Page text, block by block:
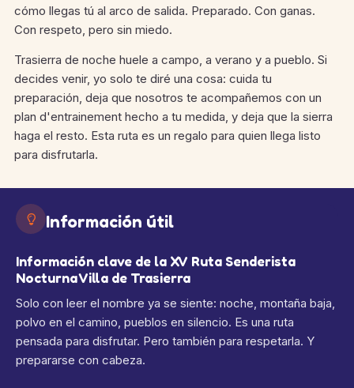
cómo llegas tú al arco de salida. Preparado. Con ganas.
Con respeto, pero sin miedo.
Trasierra de noche huele a campo, a verano y a pueblo. Si
decides venir, yo solo te diré una cosa: cuida tu
preparación, deja que nosotros te acompañemos con un
plan d'entrainement hecho a tu medida, y deja que la sierra
haga el resto. Esta ruta es un regalo para quien llega listo
para disfrutarla.
Información útil
Información clave de la XV Ruta Senderista
Nocturna Villa de Trasierra
Solo con leer el nombre ya se siente: noche, montaña baja,
polvo en el camino, pueblos en silencio. Es una ruta
pensada para disfrutar. Pero también para respetarla. Y
prepararse con cabeza.